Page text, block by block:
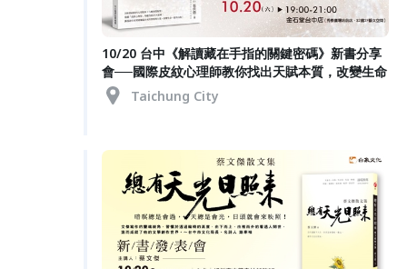
10/20 台中《解讀藏在手指的關鍵密碼》新書分享
會──國際皮紋心理師教你找出天賦本質，改變生命
Taichung City